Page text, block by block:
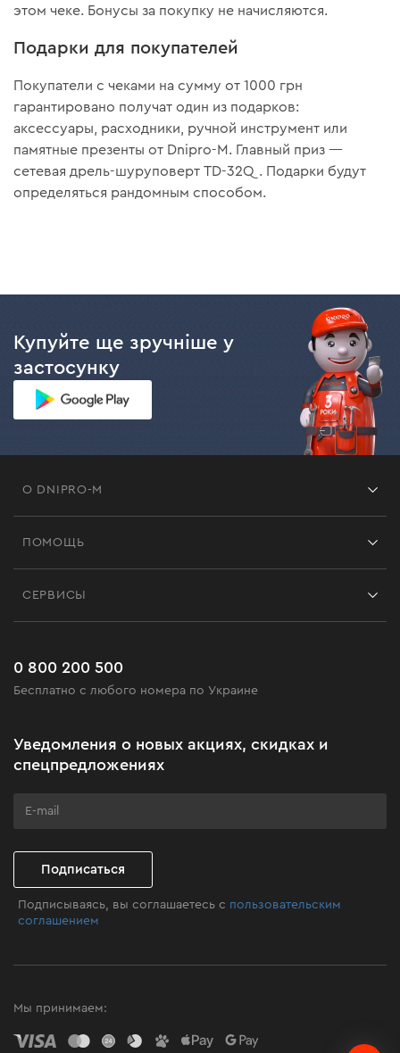
этом чеке. Бонусы за покупку не начисляются.
Подарки для покупателей
Покупатели с чеками на сумму от 1000 грн
гарантировано получат один из подарков:
аксессуары, расходники, ручной инструмент или
памятные презенты от Dnipro-M. Главный приз —
сетевая дрель-шуруповерт TD-32Q. Подарки будут
определяться рандомным способом.
Купуйте ще зручніше у
застосунку
О DNIPRO-M
Черная пятница
Клуб мастерства
ПОМОЩЬ
Часто задаваемые вопросы
СЕРВИСЫ
0 800 200 500
Бесплатно с любого номера по Украине
Уведомления о новых акциях, скидках и
спецпредложениях
Подписаться
Подписываясь, вы соглашаетесь с пользовательским
соглашением
Мы принимаем: